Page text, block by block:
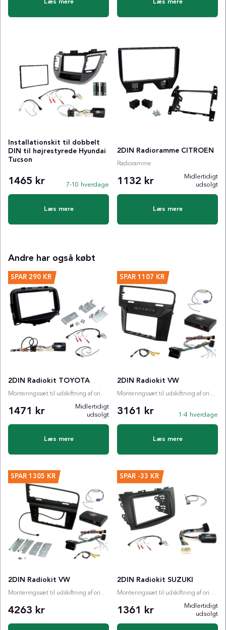
Læs mere Læs mere
Installationskit til dobbelt
DIN til højrestyrede Hyundai
Tucson
1465 kr 7-10 hverdage
Læs mere
2DIN Radioramme CITROEN
Radioramme
1132 kr
Midlertidigt
udsolgt
Læs mere
Andre har også købt
SPAR 290 KR
2DIN Radiokit TOYOTA
Monteringssæt til udskiftning af originalradio
1471 kr
Midlertidigt
udsolgt
Læs mere
SPAR 1107 KR
2DIN Radiokit VW
Monteringssæt til udskiftning af originalradio
3161 kr 1-4 hverdage
Læs mere
SPAR 1305 KR
2DIN Radiokit VW
Monteringssæt til udskiftning af originalradio
4263 kr
SPAR -33 KR
2DIN Radiokit SUZUKI
Monteringssæt til udskiftning af originalradio
1361 kr
Midlertidigt
udsolgt